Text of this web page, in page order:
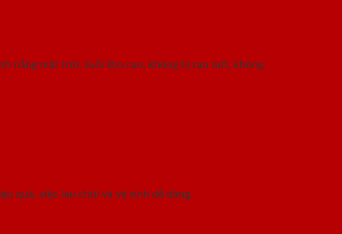
nắng mặt trời, tuổi thọ cao, không bị rạn nứt, không
quả, việc lau chùi và vệ sinh dễ dàng.